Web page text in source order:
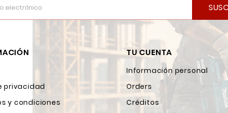
privacidad
y condiciones
TU CUENTA
Información personal
Orders
Créditos